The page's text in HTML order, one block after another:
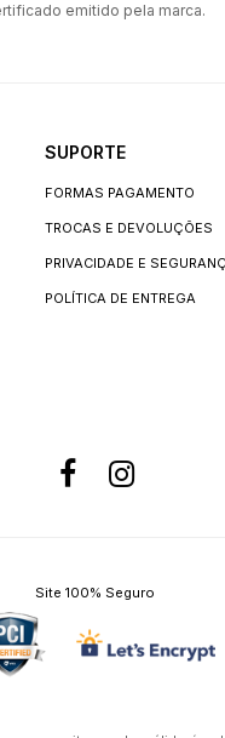
emitido pela marca.
SUPORTE
FORMAS PAGAMENTO
TROCAS E DEVOLUÇÕES
PRIVACIDADE E
POLÍTICA DE ENTREGA
Site 100% Seguro